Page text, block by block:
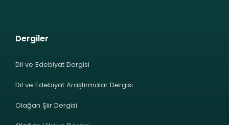
Dergiler
Dil ve Edebiyat Dergisi
Dil ve Edebiyat Araştırmalar Dergisi
Olağan Şiir Dergisi